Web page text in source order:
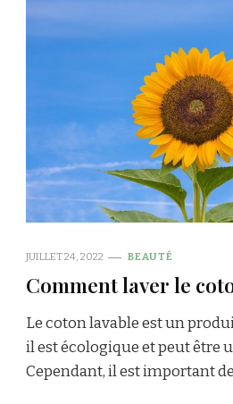
JUILLET 24, 2022 BEAUTÉ
Comment laver le
Le coton lavable est un
il est écologique et peut être
Cependant, il est important